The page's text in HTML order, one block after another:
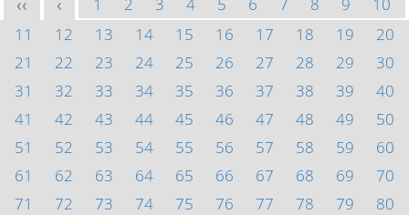
<< <
11
12 13 14 15 16 17 18 19
20
21
22 23 24 25 26 27 28 29
30
31
32 33 34 35 36 37 38 39
40
41
42 43 44 45 46 47 48 49
50
51
52 53 54 55 56 57 58 59
60
61
62 63 64 65 66 67 68 69
70
71
72 73 74 75 76 77 78 79
80